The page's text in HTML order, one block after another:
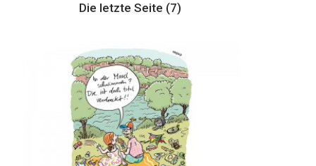
Die letzte Seite (7)